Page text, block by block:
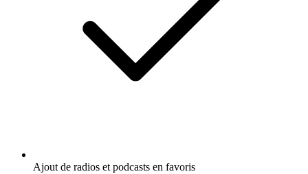
Ajout de radios et podcasts en favoris